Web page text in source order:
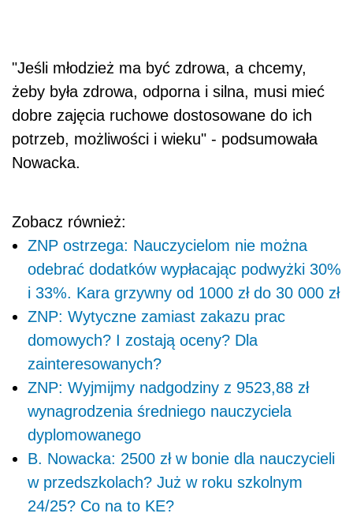
"Jeśli młodzież ma być zdrowa, a chcemy,
żeby była zdrowa, odporna i silna, musi mieć
dobre zajęcia ruchowe dostosowane do ich
potrzeb, możliwości i wieku" - podsumowała
Nowacka.
Zobacz również:
ZNP ostrzega: Nauczycielom nie można
odebrać dodatków wypłacając podwyżki 30%
i 33%. Kara grzywny od 1000 zł do 30 000 zł
ZNP: Wytyczne zamiast zakazu prac
domowych? I zostają oceny? Dla
zainteresowanych?
ZNP: Wyjmijmy nadgodziny z 9523,88 zł
wynagrodzenia średniego nauczyciela
dyplomowanego
B. Nowacka: 2500 zł w bonie dla nauczycieli
w przedszkolach? Już w roku szkolnym
24/25? Co na to KE?